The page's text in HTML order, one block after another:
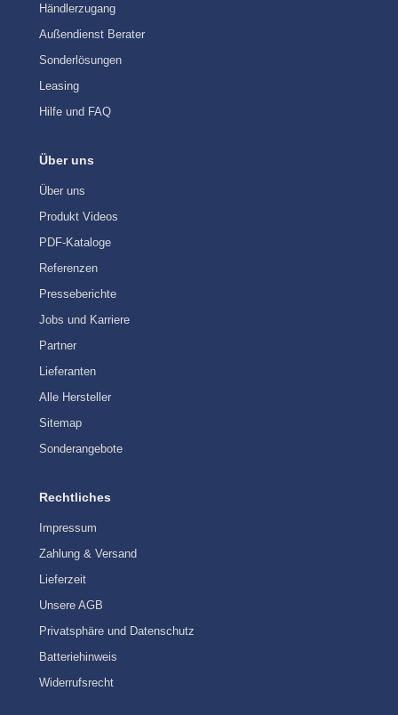
Händlerzugang
Außendienst Berater
Sonderlösungen
Leasing
Hilfe und FAQ
Über uns
Über uns
Produkt Videos
PDF-Kataloge
Referenzen
Presseberichte
Jobs und Karriere
Partner
Lieferanten
Alle Hersteller
Sitemap
Sonderangebote
Rechtliches
Impressum
Zahlung & Versand
Lieferzeit
Unsere AGB
Privatsphäre und Datenschutz
Batteriehinweis
Widerrufsrecht